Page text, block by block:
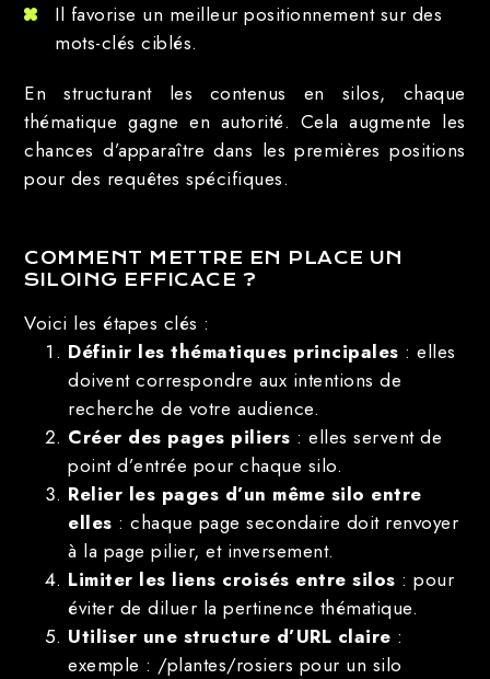
Il favorise un meilleur positionnement sur des
mots-clés ciblés.
En structurant les contenus en silos, chaque
thématique gagne en autorité. Cela augmente les
chances d’apparaître dans les premières positions
pour des requêtes spécifiques.
COMMENT METTRE EN PLACE UN
SILOING EFFICACE ?
Voici les étapes clés :
Définir les thématiques principales : elles
doivent correspondre aux intentions de
recherche de votre audience.
Créer des pages piliers : elles servent de
point d’entrée pour chaque silo.
Relier les pages d’un même silo entre
elles : chaque page secondaire doit renvoyer
à la page pilier, et inversement.
Limiter les liens croisés entre silos : pour
éviter de diluer la pertinence thématique.
Utiliser une structure d’URL claire :
exemple : /plantes/rosiers pour un silo